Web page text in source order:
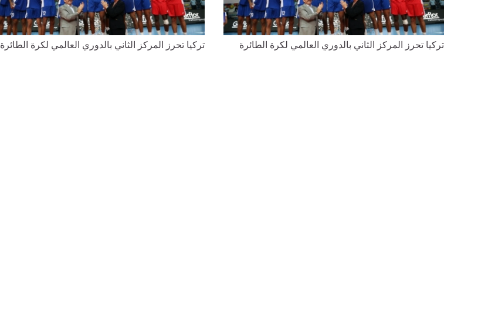
تركيا تحرز المركز الثاني بالدوري العالمي لكرة الطائرة تركيا تحرز المركز الثاني بالدوري العالمي لكرة الطائرة